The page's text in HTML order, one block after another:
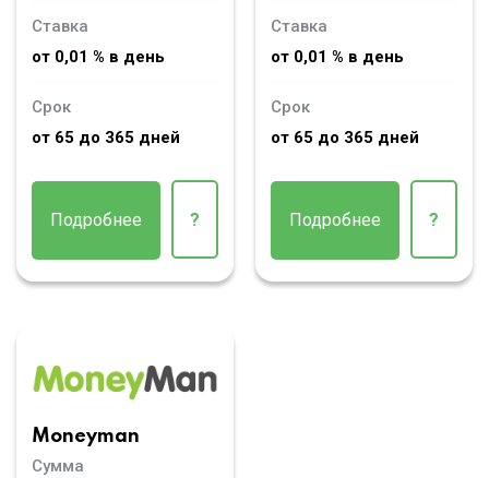
Ставка
от 0,01 % в день
Срок
от 65 до 365 дней
Подробнее ?
Ставка
от 0,01 % в день
Срок
от 65 до 365 дней
Подробнее ?
Moneyman
Сумма